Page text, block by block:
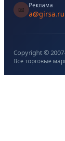
📧
Реклама
a@girsa.ru
Copyright ©
Все торговые